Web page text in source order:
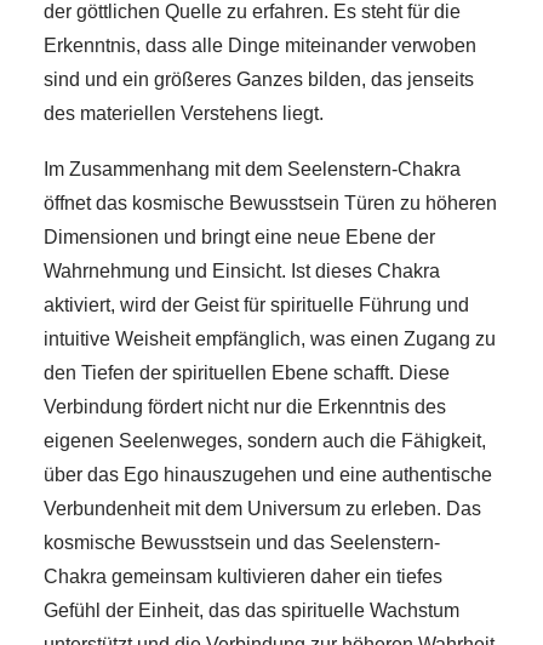
der göttlichen Quelle zu erfahren. Es steht für die
Erkenntnis, dass alle Dinge miteinander verwoben
sind und ein größeres Ganzes bilden, das jenseits
des materiellen Verstehens liegt.
Im Zusammenhang mit dem Seelenstern-Chakra
öffnet das kosmische Bewusstsein Türen zu höheren
Dimensionen und bringt eine neue Ebene der
Wahrnehmung und Einsicht. Ist dieses Chakra
aktiviert, wird der Geist für spirituelle Führung und
intuitive Weisheit empfänglich, was einen Zugang zu
den Tiefen der spirituellen Ebene schafft. Diese
Verbindung fördert nicht nur die Erkenntnis des
eigenen Seelenweges, sondern auch die Fähigkeit,
über das Ego hinauszugehen und eine authentische
Verbundenheit mit dem Universum zu erleben. Das
kosmische Bewusstsein und das Seelenstern-
Chakra gemeinsam kultivieren daher ein tiefes
Gefühl der Einheit, das das spirituelle Wachstum